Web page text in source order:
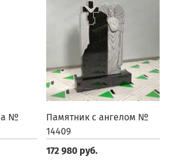
№
Памятник с ангелом №
14409
172 980 руб.